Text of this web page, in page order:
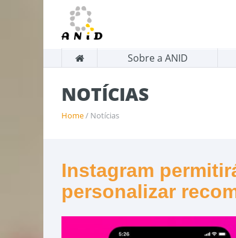
Sobre a ANID
NOTÍCIAS
Home/ Notícias
Instagram
personalizar